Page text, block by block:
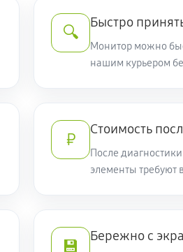
🔍
Быстро
Монитор можно
нашим курьером
₽
Стоимость
После
элементы требуют
💾
Бережно с